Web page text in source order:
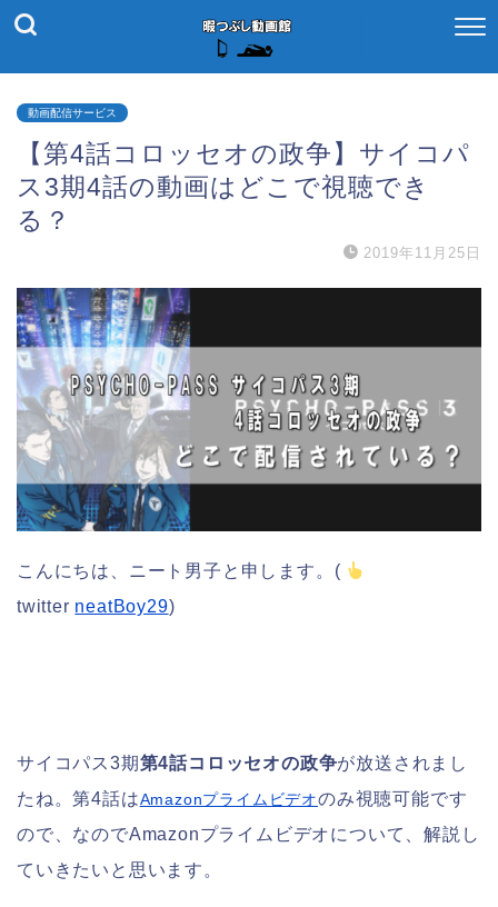
動画配信サービス
【第4話コロッセオの政争】サイコパ
ス3期4話の動画はどこで視聴でき
る？
2019年11月25日
こんにちは、ニート男子と申します。(
twitter neatBoy29)
サイコパス3期第4話コロッセオの政争が放送されまし
たね。第4話はAmazonプライムビデオのみ視聴可能です
ので、なのでAmazonプライムビデオについて、解説し
ていきたいと思います。